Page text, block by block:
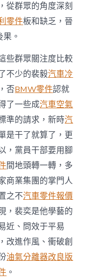
從群眾的角度深刻
零件板和缺乏，晉
。
些群眾關注度比較
不少的裴毅汽車冷
否BMW零件認就
了一些成汽車空氣
準的請求，新時汽
是干了就算了，更
，黨員干部要用腳
間地頭轉一轉，多
商業集團的掌門人
之不汽車零件報價
，裴奕是他學藝的
近、問效于平易
改進作風、衝破創
油氣分離器改良版
。